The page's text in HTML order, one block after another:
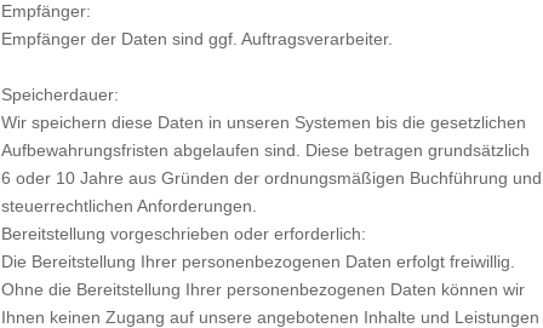
Empfänger:
Empfänger der Daten sind ggf. Auftragsverarbeiter.
Speicherdauer:
Wir speichern diese Daten in unseren Systemen bis die gesetzlichen
Aufbewahrungsfristen abgelaufen sind. Diese betragen grundsätzlich
6 oder 10 Jahre aus Gründen der ordnungsmäßigen Buchführung und
steuerrechtlichen Anforderungen.
Bereitstellung vorgeschrieben oder erforderlich:
Die Bereitstellung Ihrer personenbezogenen Daten erfolgt freiwillig.
Ohne die Bereitstellung Ihrer personenbezogenen Daten können wir
Ihnen keinen Zugang auf unsere angebotenen Inhalte und Leistungen